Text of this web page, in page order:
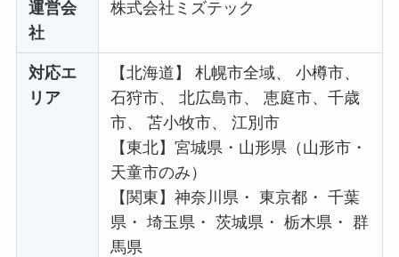
運営会
社
株式会社ミズテック
対応エ
リア
【北海道】 札幌市全域、 小樽市、
石狩市、 北広島市、 恵庭市、千歳
市、 苫小牧市、 江別市
【東北】宮城県・山形県（山形市・
天童市のみ）
【関東】神奈川県・ 東京都・ 千葉
県・ 埼玉県・ 茨城県・ 栃木県・ 群
馬県